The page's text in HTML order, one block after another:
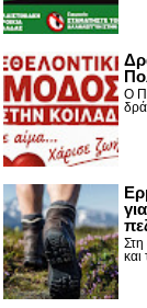
Ο
Στη
και